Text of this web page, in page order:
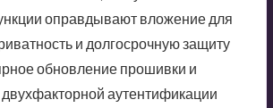
оправдывают вложение для
и долгосрочную защиту
обновление прошивки и
аутентификации